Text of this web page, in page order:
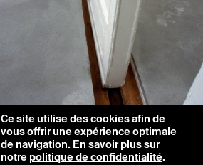
Ce site utilise des cookies afin de
vous offrir une expérience optimale
de navigation. En savoir plus sur
notrepolitique de confidentialité.